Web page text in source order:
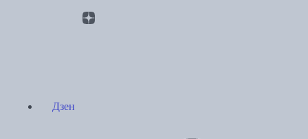
Дзен